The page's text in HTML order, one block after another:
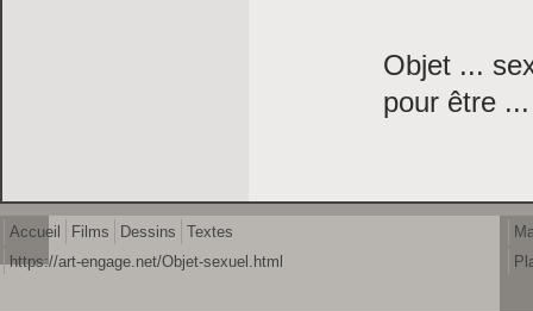
Objet ...
pour être
Accueil Films Dessins
Textes
https://art-engage.net/Objet-sexuel.html